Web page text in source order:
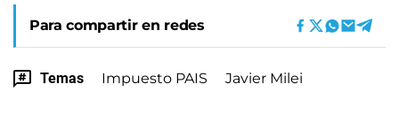
Para compartir en redes
Temas Impuesto PAIS Javier Milei